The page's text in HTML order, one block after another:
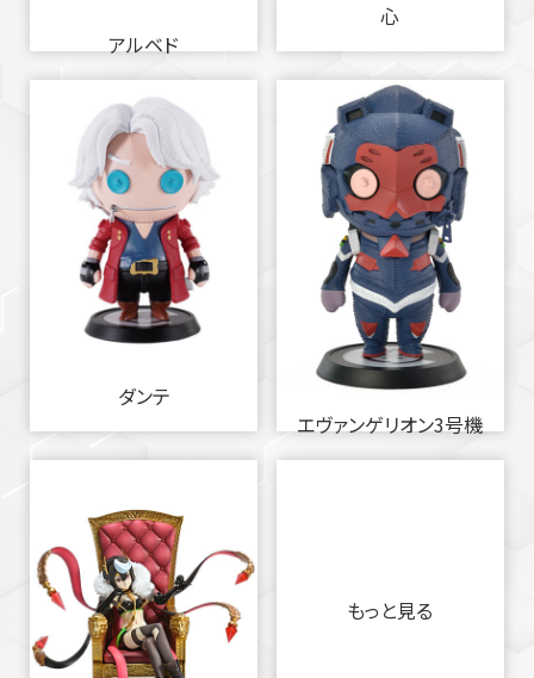
アルベド
心
ダンテ
エヴァンゲリオン3号機
もっと見る